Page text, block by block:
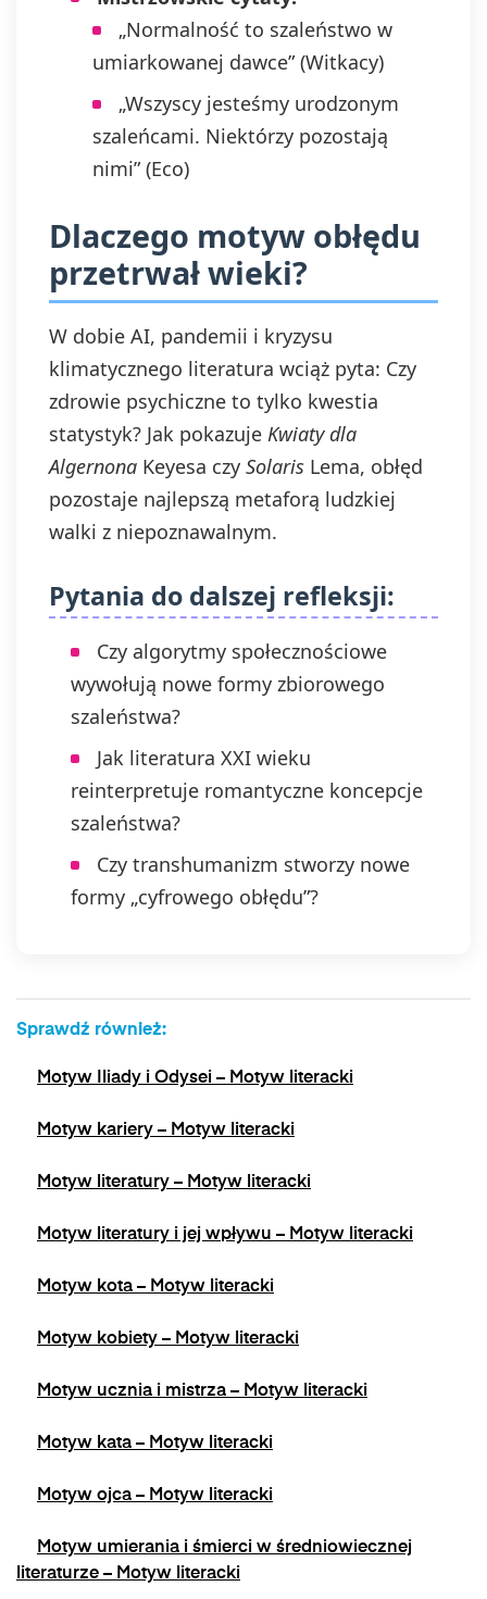
„Normalność to szaleństwo w
umiarkowanej dawce” (Witkacy)
„Wszyscy jesteśmy urodzonym
szaleńcami. Niektórzy pozostają
nimi” (Eco)
Dlaczego motyw obłędu
przetrwał wieki?
W dobie AI, pandemii i kryzysu
klimatycznego literatura wciąż pyta: Czy
zdrowie psychiczne to tylko kwestia
statystyk? Jak pokazuje Kwiaty dla
Algernona Keyesa czy Solaris Lema, obłęd
pozostaje najlepszą metaforą ludzkiej
walki z niepoznawalnym.
Pytania do dalszej refleksji:
Czy algorytmy społecznościowe
wywołują nowe formy zbiorowego
szaleństwa?
Jak literatura XXI wieku
reinterpretuje romantyczne koncepcje
szaleństwa?
Czy transhumanizm stworzy nowe
formy „cyfrowego obłędu”?
Sprawdź również:
Motyw Iliady i Odysei – Motyw literacki
Motyw kariery – Motyw literacki
Motyw literatury – Motyw literacki
Motyw literatury i jej wpływu – Motyw literacki
Motyw kota – Motyw literacki
Motyw kobiety – Motyw literacki
Motyw ucznia i mistrza – Motyw literacki
Motyw kata – Motyw literacki
Motyw ojca – Motyw literacki
Motyw umierania i śmierci w średniowiecznej
literaturze – Motyw literacki